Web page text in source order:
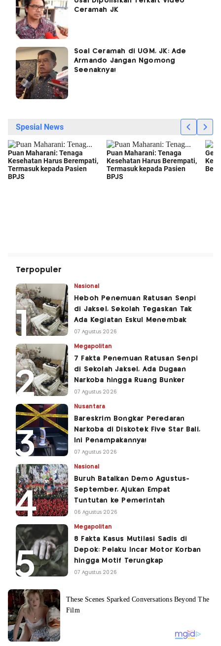
Ceramah JK
Soal Ceramah di UGM, JK: Ade
Armando Jangan Ngomong
Seenaknya!
Terpopuler
Nasional
Heboh Penemuan Ratusan Senpi
di Jaksel, Sekolah Tegaskan Tak
Ada Kegiatan Eskul Menembak
07 Agustus 2026
Megapolitan
7 Fakta Penemuan Ratusan Senpi
di Sekolah Jaksel, Ada Dugaan
Narkoba hingga Ruang Bunker
07 Agustus 2026
Nusantara
Bareskrim Bongkar Peredaran
Narkoba di Diskotek Five Star Bali,
Ini Penampakannya!
07 Agustus 2026
Nasional
Buruh Batalkan Demo Agustus-
September, Ajukan Empat
Tuntutan ke Pemerintah
06 Agustus 2026
Megapolitan
8 Fakta Kasus Mutilasi Sadis di
Depok: Pelaku Incar Motor Korban
hingga Motif Terungkap
07 Agustus 2026